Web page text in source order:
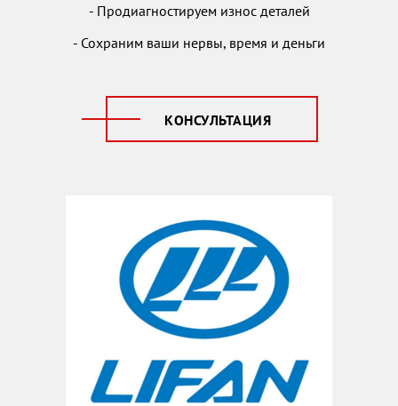
- Продиагностируем износ деталей
- Сохраним ваши нервы, время и деньги
КОНСУЛЬТАЦИЯ